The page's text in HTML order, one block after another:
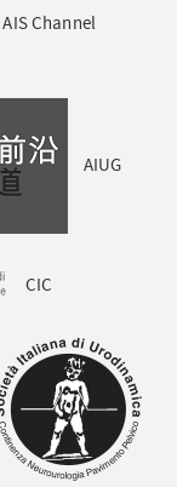
AIS Channel
AIUG
CIC